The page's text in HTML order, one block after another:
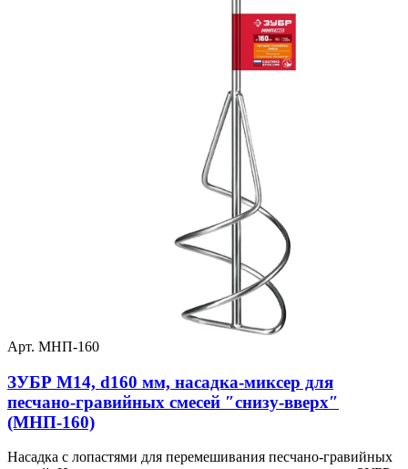
Арт. МНП-160
ЗУБР М14, d160 мм, насадка-миксер для
песчано-гравийных смесей ″снизу-вверх″
(МНП-160)
Насадка с лопастями для перемешивания песчано-гравийных